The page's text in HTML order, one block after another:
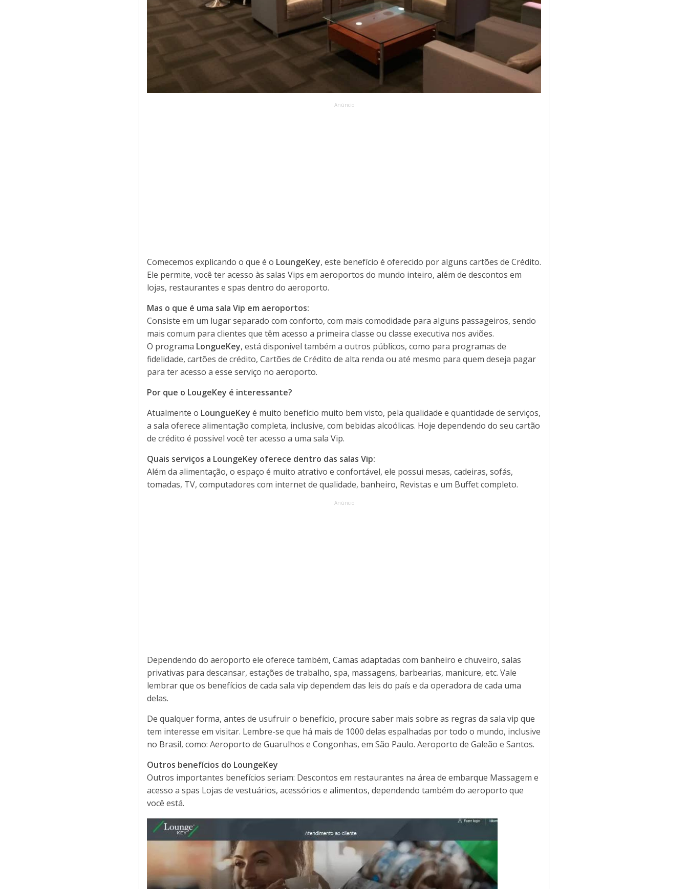
Anúncio
Comecemos explicando o que é o LoungeKey, este benefício é oferecido por alguns cartões de Crédito.
Ele permite, você ter acesso às salas Vips em aeroportos do mundo inteiro, além de descontos em
lojas, restaurantes e spas dentro do aeroporto.
Mas o que é uma sala Vip em aeroportos:
Consiste em um lugar separado com conforto, com mais comodidade para alguns passageiros, sendo
mais comum para clientes que têm acesso a primeira classe ou classe executiva nos aviões.
O programa LongueKey, está disponivel também a outros públicos, como para programas de
fidelidade, cartões de crédito, Cartões de Crédito de alta renda ou até mesmo para quem deseja pagar
para ter acesso a esse serviço no aeroporto.
Por que o LougeKey é interessante?
Atualmente o LoungueKey é muito benefício muito bem visto, pela qualidade e quantidade de serviços,
a sala oferece alimentação completa, inclusive, com bebidas alcoólicas. Hoje dependendo do seu cartão
de crédito é possivel você ter acesso a uma sala Vip.
Quais serviços a LoungeKey oferece dentro das salas Vip:
Além da alimentação, o espaço é muito atrativo e confortável, ele possui mesas, cadeiras, sofás,
tomadas, TV, computadores com internet de qualidade, banheiro, Revistas e um Buffet completo.
Anúncio
Dependendo do aeroporto ele oferece também, Camas adaptadas com banheiro e chuveiro, salas
privativas para descansar, estações de trabalho, spa, massagens, barbearias, manicure, etc. Vale
lembrar que os benefícios de cada sala vip dependem das leis do país e da operadora de cada uma
delas.
De qualquer forma, antes de usufruir o benefício, procure saber mais sobre as regras da sala vip que
tem interesse em visitar. Lembre-se que há mais de 1000 delas espalhadas por todo o mundo, inclusive
no Brasil, como: Aeroporto de Guarulhos e Congonhas, em São Paulo. Aeroporto de Galeão e Santos.
Outros benefícios do LoungeKey
Outros importantes benefícios seriam: Descontos em restaurantes na área de embarque Massagem e
acesso a spas Lojas de vestuários, acessórios e alimentos, dependendo também do aeroporto que
você está.